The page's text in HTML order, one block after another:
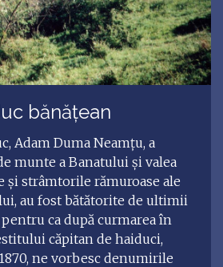
bănăţean
Adam Duma Neamţu, a
munte a Banatului şi valea
şi strâmtorile rămuroase ale
au fost bătătorite de ultimii
ca după curmarea în
căpitan de haiduci,
ne vorbesc denumirile